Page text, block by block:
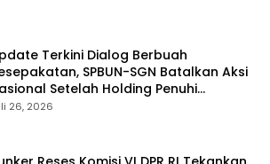
Terkini Dialog Berbuah
SPBUN-SGN Batalkan Aksi
Setelah Holding Penuhi
Aspirasi
26, 2026